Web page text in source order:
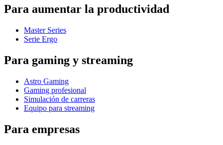
Para aumentar la productividad
Master Series
Serie Ergo
Para gaming y streaming
Astro Gaming
Gaming profesional
Simulación de carreras
Equipo para streaming
Para empresas